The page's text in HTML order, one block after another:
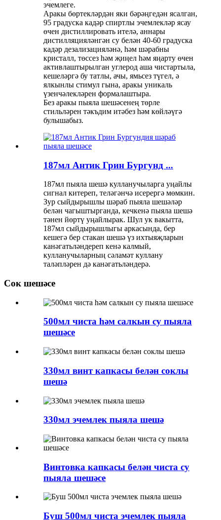
эчемлеге.
Аракы бөртекләрдән яки бәрәңгедән ясалган,
95 градуска кадәр спиртлы эчемлекләр ясау
өчен дистиллировать ителә, аннары
дистилляцияләнгән су белән 40-60 градуска
кадәр дезализацияләнә, һәм шәрабны
кристалл, төссез һәм җиңел һәм яңарту өчен
активлаштырылган углерод аша чистартыла,
кешеләргә бу татлы, ачы, ямьсез түгел, ә
ялкынлы стимул гына, аракы уникаль
үзенчәлекләрен формалаштыра.
Без аракы пыяла шешәсенең төрле
стильләрен тәкъдим итәбез һәм көйләүгә
булышабыз.
187мл Антик Грин Бургунд ...
187мл пыяла шешә кулланучыларга уңайлы
сигнал китереп, теләгәнчә исерергә мөмкин.
Зур сыйдырышлы шәраб пыяла шешәләр
белән чагыштырганда, кечкенә пыяла шешә
тәнен йөртү уңайлырак. Шул ук вакытта,
187мл сыйдырышлыгы аркасында, бер
кешегә бер стакан шешә үз ихтыяҗларын
канәгатьләндереп кенә калмый,
кулланучыларның сәламәт куллану
таләпләрен дә канәгатьләндерә.
Сок шешәсе
500мл чиста һәм салкын су пыяла
шешәсе
330мл винт капкасы белән соклы
шешә
330мл эчемлек пыяла шешә
Винтовка капкасы белән чиста су
пыяла шешәсе
Буш 500мл чиста эчемлек пыяла